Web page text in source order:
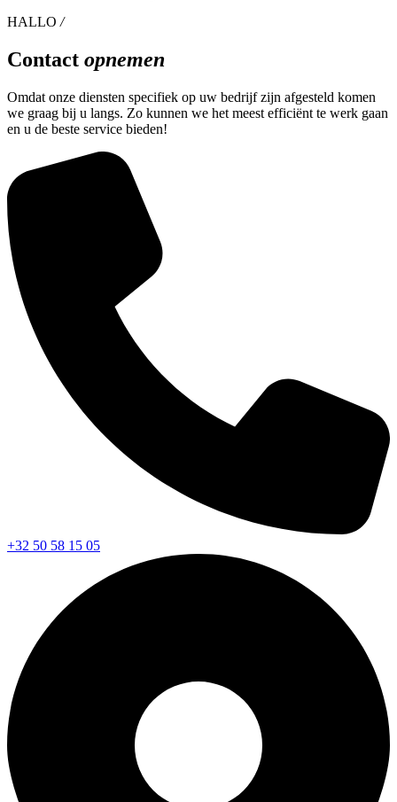
HALLO /
Contact opnemen
Omdat onze diensten specifiek op uw bedrijf zijn afgesteld komen
we graag bij u langs. Zo kunnen we het meest efficiënt te werk gaan
en u de beste service bieden!
+32 50 58 15 05